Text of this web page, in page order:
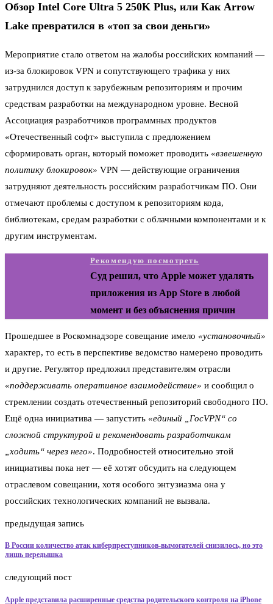
Обзор Intel Core Ultra 5 250K Plus, или Как Arrow
Lake превратился в «топ за свои деньги»
Мероприятие стало ответом на жалобы российских компаний —
из-за блокировок VPN и сопутствующего трафика у них
затруднился доступ к зарубежным репозиториям и прочим
средствам разработки на международном уровне. Весной
Ассоциация разработчиков программных продуктов
«Отечественный софт» выступила с предложением
сформировать орган, который поможет проводить «взвешенную
политику блокировок» VPN — действующие ограничения
затрудняют деятельность российским разработчикам ПО. Они
отмечают проблемы с доступом к репозиториям кода,
библиотекам, средам разработки с облачными компонентами и к
другим инструментам.
Рекомендую посмотреть
Суд решил, что Apple может удалять
приложения из App Store в любой
момент и без объяснения причин
Прошедшее в Роскомнадзоре совещание имело «установочный»
характер, то есть в перспективе ведомство намерено проводить
и другие. Регулятор предложил представителям отрасли
«поддерживать оперативное взаимодействие» и сообщил о
стремлении создать отечественный репозиторий свободного ПО.
Ещё одна инициатива — запустить «единый „ГосVPN“ со
сложной структурой и рекомендовать разработчикам
„ходить“ через него». Подробностей относительно этой
инициативы пока нет — её хотят обсудить на следующем
отраслевом совещании, хотя особого энтузиазма она у
российских технологических компаний не вызвала.
предыдущая запись
В России количество атак киберпреступников-вымогателей снизилось, но это
лишь передышка
следующий пост
Apple представила расширенные средства родительского контроля на iPhone